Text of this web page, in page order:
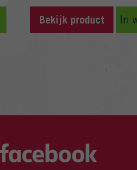
Bekijk product In